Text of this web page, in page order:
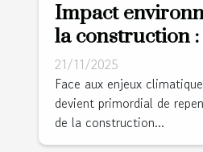
Impact
la construction
innovations ?
21/11/2025
Face aux enjeux
devient primordial de
de la construction...